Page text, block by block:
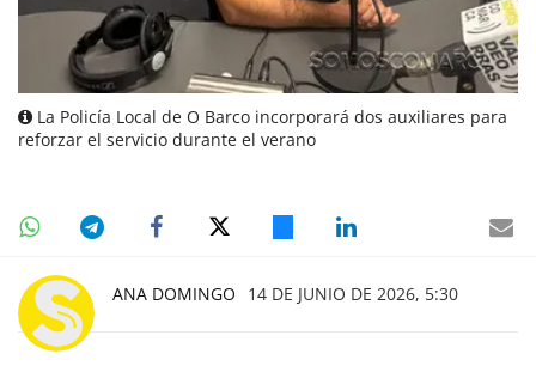
La Policía Local de O Barco incorporará dos auxiliares para
reforzar el servicio durante el verano
ANA DOMINGO 14 DE JUNIO DE 2026, 5:30